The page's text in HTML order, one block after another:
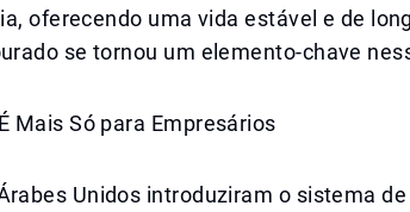
oferecendo uma vida estável e de
se tornou um elemento-chave
Mais Só para Empresários
Unidos introduziram o sistema